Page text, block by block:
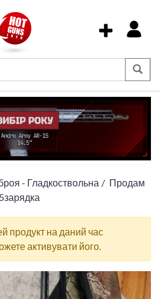
- Гладкоствольна
Продам
продукт на даний час
активувати його.